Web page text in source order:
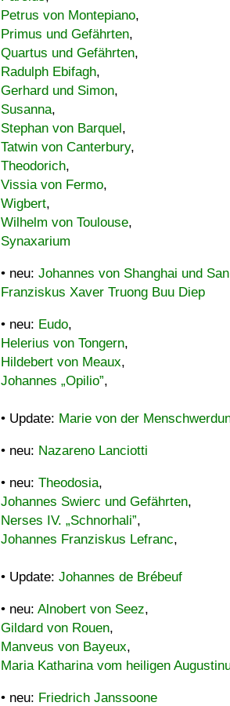
Petrus von Montepiano,
Primus und Gefährten,
Quartus und Gefährten,
Radulph Ebifagh,
Gerhard und Simon,
Susanna,
Stephan von Barquel,
Tatwin von Canterbury,
Theodorich,
Vissia von Fermo,
Wigbert,
Wilhelm von Toulouse,
Synaxarium
• neu: Johannes von Shanghai und
Franziskus Xaver Truong Buu Diep
• neu: Eudo,
Helerius von Tongern,
Hildebert von Meaux,
Johannes „Opilio”,
• Update: Marie von der
• neu: Nazareno Lanciotti
• neu: Theodosia,
Johannes Swierc und Gefährten,
Nerses IV. „Schnorhali”,
Johannes Franziskus Lefranc,
• Update: Johannes de Brébeuf
• neu: Alnobert von Seez,
Gildard von Rouen,
Manveus von Bayeux,
Maria Katharina vom heiligen
• neu: Friedrich Janssoone